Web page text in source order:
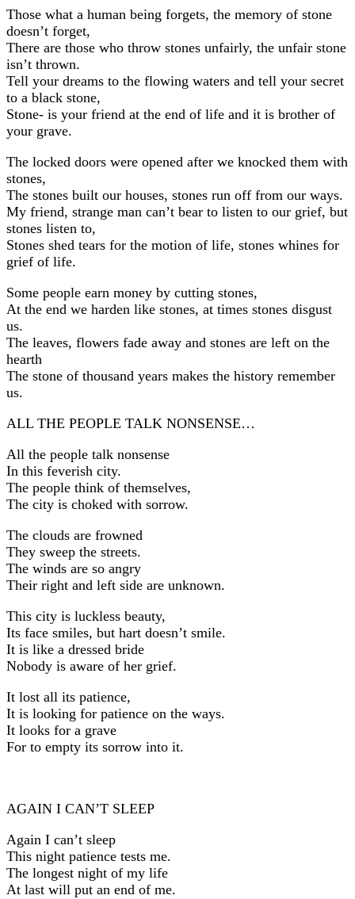
Those what a human being forgets, the memory of stone
doesn’t forget,
There are those who throw stones unfairly, the unfair stone
isn’t thrown.
Tell your dreams to the flowing waters and tell your secret
to a black stone,
Stone- is your friend at the end of life and it is brother of
your grave.
The locked doors were opened after we knocked them with
stones,
The stones built our houses, stones run off from our ways.
My friend, strange man can’t bear to listen to our grief, but
stones listen to,
Stones shed tears for the motion of life, stones whines for
grief of life.
Some people earn money by cutting stones,
At the end we harden like stones, at times stones disgust
us.
The leaves, flowers fade away and stones are left on the
hearth
The stone of thousand years makes the history remember
us.
ALL THE PEOPLE TALK NONSENSE…
All the people talk nonsense
In this feverish city.
The people think of themselves,
The city is choked with sorrow.
The clouds are frowned
They sweep the streets.
The winds are so angry
Their right and left side are unknown.
This city is luckless beauty,
Its face smiles, but hart doesn’t smile.
It is like a dressed bride
Nobody is aware of her grief.
It lost all its patience,
It is looking for patience on the ways.
It looks for a grave
For to empty its sorrow into it.
AGAIN I CAN’T SLEEP
Again I can’t sleep
This night patience tests me.
The longest night of my life
At last will put an end of me.